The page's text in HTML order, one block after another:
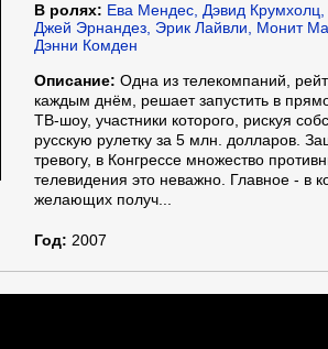
В ролях: Ева Мендес, Дэвид Крумхолц,
Джей Эрнандез, Эрик Лайвли, Монит
Дэнни Комден
Описание: Одна из телекомпаний,
каждым днём, решает запустить в
ТВ-шоу, участники которого, рискуя
русскую рулетку за 5 млн. долларов.
тревогу, в Конгрессе множество
телевидения это неважно. Главное - в
желающих получ...
Год: 2007